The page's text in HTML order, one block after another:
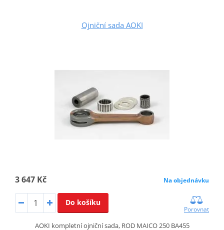
Ojniční sada AOKI
3 647 Kč Na objednávku
Do košíku
Porovnat
AOKI kompletní ojniční sada, ROD MAICO 250 BA455